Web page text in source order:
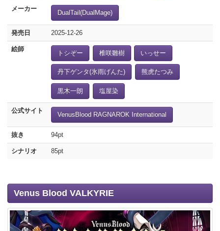
メーカー
DualTail(DualMage)
発売日 2025-12-26
絵師
トシぞー 椎咲雛樹 いっせー
丹下ゲンタ(氷雨げんた) 熊虎たつみ
黒木一朗 塩屋染
公式サイト
VenusBlood RAGNAROK International
抜き 94pt
シナリオ 85pt
Venus Blood VALKYRIE